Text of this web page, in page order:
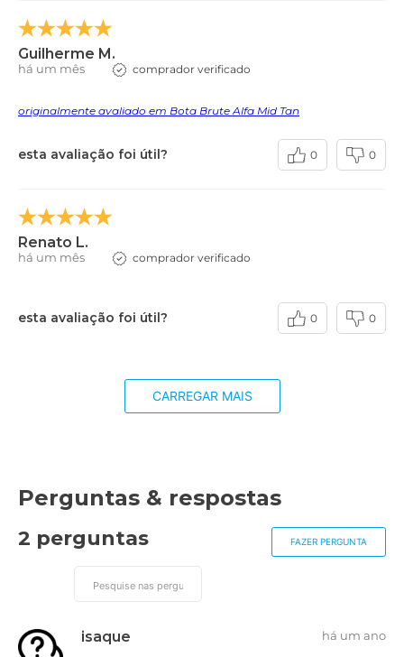
Guilherme M.
há um mês comprador verificado
originalmente avaliado em Bota Brute Alfa Mid Tan
esta avaliação foi útil? 0 0
Renato L.
há um mês comprador verificado
esta avaliação foi útil? 0 0
CARREGAR MAIS
Perguntas & respostas
2 perguntas FAZER PERGUNTA
isaque há um ano